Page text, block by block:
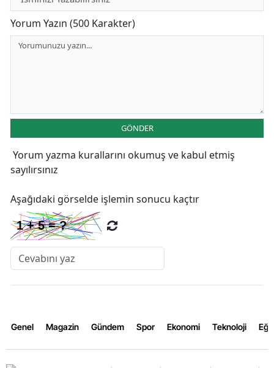
Yorum Yazın (500 Karakter)
GÖNDER
Yorum yazma kurallarını okumuş ve kabul etmiş
sayılırsınız
Aşağıdaki görselde işlemin sonucu kaçtır
Genel Magazin Gündem Spor Ekonomi Teknoloji